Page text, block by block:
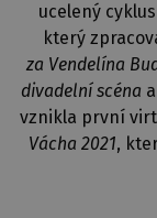
ucelený
který
za Vendelína
divadelní scéna a
vznikla první
Vácha 2021,